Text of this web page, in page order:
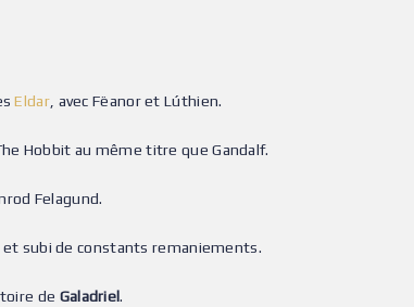
Eldar, avec Fëanor et Lúthien.
Hobbit au même titre que Gandalf.
Felagund.
subi de constants remaniements.
de Galadriel.